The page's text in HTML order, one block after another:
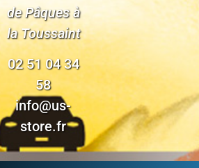
de Pâques à
la Toussaint
02 51 04 34
58
info@us-
store.fr